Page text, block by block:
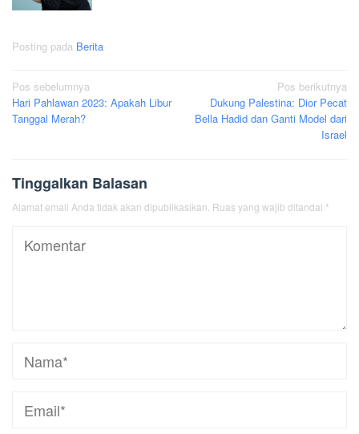
Posting pada Berita
Navigasi
pos
Pos sebelumnya
Hari Pahlawan 2023: Apakah Libur
Tanggal Merah?
Pos berikutnya
Dukung Palestina: Dior Pecat
Bella Hadid dan Ganti Model dari
Israel
Tinggalkan Balasan
Alamat email Anda tidak akan dipublikasikan. Ruas yang wajib ditandai *